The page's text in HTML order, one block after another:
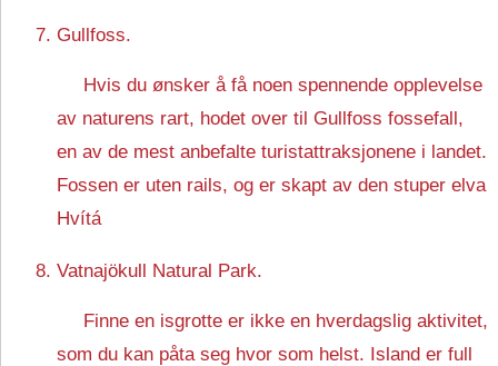
Gullfoss.
Hvis du ønsker å få noen spennende opplevelse
av naturens rart, hodet over til Gullfoss fossefall,
en av de mest anbefalte turistattraksjonene i landet.
Fossen er uten rails, og er skapt av den stuper elva
Hvítá
Vatnajökull Natural Park.
Finne en isgrotte er ikke en hverdagslig aktivitet,
som du kan påta seg hvor som helst. Island er full